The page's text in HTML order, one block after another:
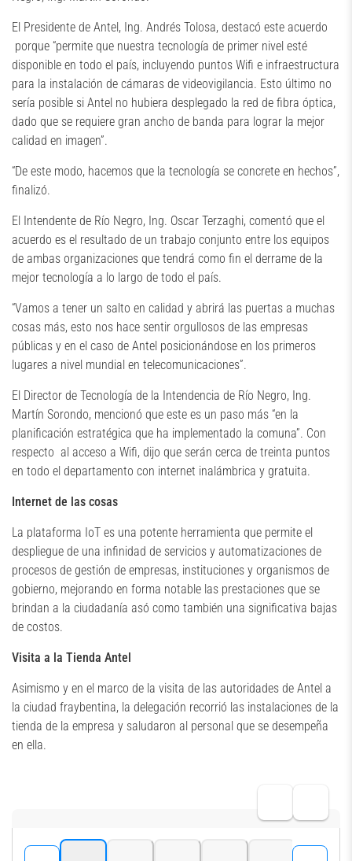
El Presidente de Antel, Ing. Andrés Tolosa, destacó este acuerdo
porque “permite que nuestra tecnología de primer nivel esté
disponible en todo el país, incluyendo puntos Wifi e infraestructura
para la instalación de cámaras de videovigilancia. Esto último no
sería posible si Antel no hubiera desplegado la red de fibra óptica,
dado que se requiere gran ancho de banda para lograr la mejor
calidad en imagen”.
“De este modo, hacemos que la tecnología se concrete en hechos”,
finalizó.
El Intendente de Río Negro, Ing. Oscar Terzaghi, comentó que el
acuerdo es el resultado de un trabajo conjunto entre los equipos
de ambas organizaciones que tendrá como fin el derrame de la
mejor tecnología a lo largo de todo el país.
“Vamos a tener un salto en calidad y abrirá las puertas a muchas
cosas más, esto nos hace sentir orgullosos de las empresas
públicas y en el caso de Antel posicionándose en los primeros
lugares a nivel mundial en telecomunicaciones”.
El Director de Tecnología de la Intendencia de Río Negro, Ing.
Martín Sorondo, mencionó que este es un paso más “en la
planificación estratégica que ha implementado la comuna”. Con
respecto al acceso a Wifi, dijo que serán cerca de treinta puntos
en todo el departamento con internet inalámbrica y gratuita.
Internet de las cosas
La plataforma IoT es una potente herramienta que permite el
despliegue de una infinidad de servicios y automatizaciones de
procesos de gestión de empresas, instituciones y organismos de
gobierno, mejorando en forma notable las prestaciones que se
brindan a la ciudadanía asó como también una significativa bajas
de costos.
Visita a la Tienda Antel
Asimismo y en el marco de la visita de las autoridades de Antel a
la ciudad fraybentina, la delegación recorrió las instalaciones de la
tienda de la empresa y saludaron al personal que se desempeña
en ella.